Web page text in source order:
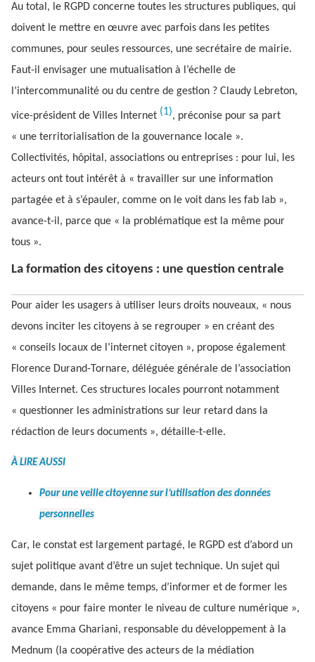
Au total, le RGPD concerne toutes les structures publiques, qui
doivent le mettre en œuvre avec parfois dans les petites
communes, pour seules ressources, une secrétaire de mairie.
Faut-il envisager une mutualisation à l’échelle de
l’intercommunalité ou du centre de gestion ? Claudy Lebreton,
vice-président de Villes Internet (1), préconise pour sa part
« une territorialisation de la gouvernance locale ».
Collectivités, hôpital, associations ou entreprises : pour lui, les
acteurs ont tout intérêt à « travailler sur une information
partagée et à s’épauler, comme on le voit dans les fab lab »,
avance-t-il, parce que « la problématique est la même pour
tous ».
La formation des citoyens : une question centrale
Pour aider les usagers à utiliser leurs droits nouveaux, « nous
devons inciter les citoyens à se regrouper » en créant des
« conseils locaux de l’internet citoyen », propose également
Florence Durand-Tornare, déléguée générale de l’association
Villes Internet. Ces structures locales pourront notamment
« questionner les administrations sur leur retard dans la
rédaction de leurs documents », détaille-t-elle.
À LIRE AUSSI
Pour une veille citoyenne sur l’utilisation des données
personnelles
Car, le constat est largement partagé, le RGPD est d’abord un
sujet politique avant d’être un sujet technique. Un sujet qui
demande, dans le même temps, d’informer et de former les
citoyens « pour faire monter le niveau de culture numérique »,
avance Emma Ghariani, responsable du développement à la
Mednum (la coopérative des acteurs de la médiation